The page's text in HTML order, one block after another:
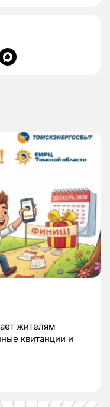
жителям
квитанции и